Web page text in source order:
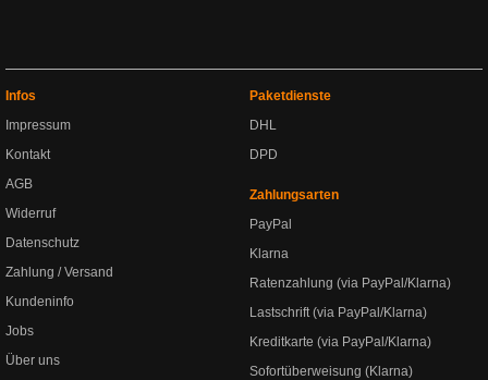
Infos
Impressum
Kontakt
AGB
Widerruf
Datenschutz
Zahlung / Versand
Kundeninfo
Jobs
Über uns
Paketdienste
DHL
DPD
Zahlungsarten
PayPal
Klarna
Ratenzahlung (via PayPal/Klarna)
Lastschrift (via PayPal/Klarna)
Kreditkarte (via PayPal/Klarna)
Sofortüberweisung (Klarna)